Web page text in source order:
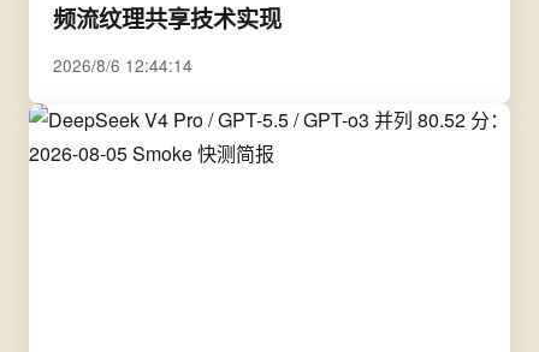
频流纹理共享技术实现
2026/8/6 12:44:14